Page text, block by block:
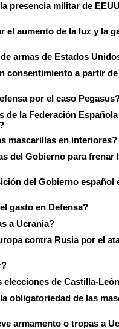
presencia militar de
el aumento de la luz y la
armas de Estados
consentimiento a partir
por el caso
de la Federación
mascarillas en interiores?
del Gobierno para frenar
del Gobierno español
gasto en Defensa?
a Ucrania?
contra Rusia por el
elecciones de Castilla-
obligatoriedad de las
armamento o tropas a